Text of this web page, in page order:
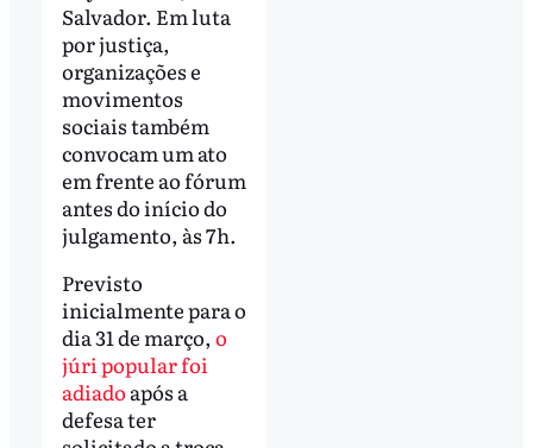
Salvador. Em luta
por justiça,
organizações e
movimentos
sociais também
convocam um ato
em frente ao fórum
antes do início do
julgamento, às 7h.
Previsto
inicialmente para o
dia 31 de março, o
júri popular foi
adiado após a
defesa ter